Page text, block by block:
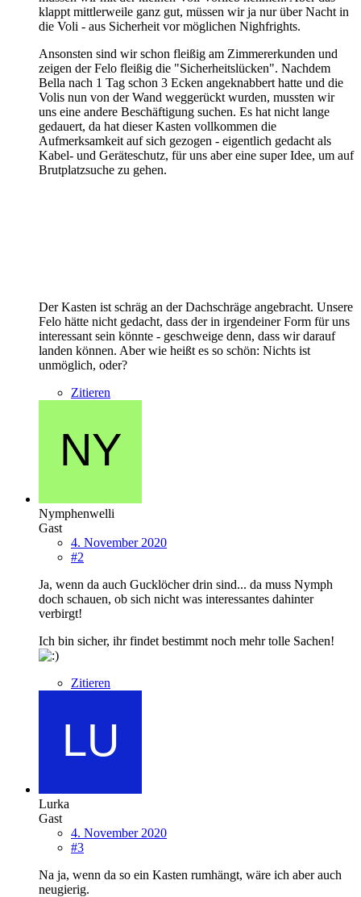
klappt mittlerweile ganz gut, müssen wir ja nur über Nacht in
die Voli - aus Sicherheit vor möglichen Nighfrights.
Ansonsten sind wir schon fleißig am Zimmererkunden und
zeigen der Felo fleißig die "Sicherheitslücken". Nachdem
Bella nach 1 Tag schon 3 Ecken angeknabbert hatte und die
Volis nun von der Wand weggerückt wurden, mussten wir
uns eine andere Beschäftigung suchen. Es hat nicht lange
gedauert, da hat dieser Kasten vollkommen die
Aufmerksamkeit auf sich gezogen - eigentlich gedacht als
Kabel- und Geräteschutz, für uns aber eine super Idee, um auf
Brutplatzsuche zu gehen.
Der Kasten ist schräg an der Dachschräge angebracht. Unsere
Felo hätte nicht gedacht, dass der in irgendeiner Form für uns
interessant sein könnte - geschweige denn, dass wir darauf
landen können. Aber wie heißt es so schön: Nichts ist
unmöglich, oder?
Zitieren
Nymphenwelli
Gast
4. November 2020
#2
Ja, wenn da auch Gucklöcher drin sind... da muss Nymph
doch schauen, ob sich nicht was interessantes dahinter
verbirgt!
Ich bin sicher, ihr findet bestimmt noch mehr tolle Sachen!
Zitieren
Lurka
Gast
4. November 2020
#3
Na ja, wenn da so ein Kasten rumhängt, wäre ich aber auch
neugierig.